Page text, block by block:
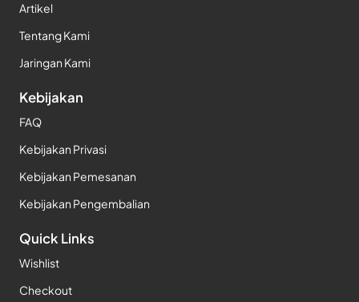
Artikel
Tentang Kami
Jaringan Kami
Kebijakan
FAQ
Kebijakan Privasi
Kebijakan Pemesanan
Kebijakan Pengembalian
Quick Links
Wishlist
Checkout